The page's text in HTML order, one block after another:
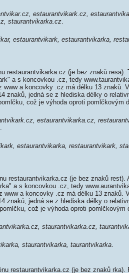
estaurantvikark.cz,
staurantvikarka.cz.
estaurantvikark, estaurantvikarka,
restaurantvikarka.cz (je bez znaků resa).
a s koncovkou .cz, tedy
www a koncovky .cz má délku 13 znaků.
znaků, jedná se z hlediska délky o
což je výhoda oproti pomlčkovým
estaurantvikarka.cz,
.
estaurantvikarka, restaurantvikark,
restaurantvikarka.cz (je bez znaků rest).
a s koncovkou .cz, tedy
www a koncovky .cz má délku 13 znaků.
znaků, jedná se z hlediska délky o
což je výhoda oproti pomlčkovým
staurantvikarka.cz,
staurantvikarka, taurantvikarka.
restaurantvikarka.cz (je bez znaků rka).